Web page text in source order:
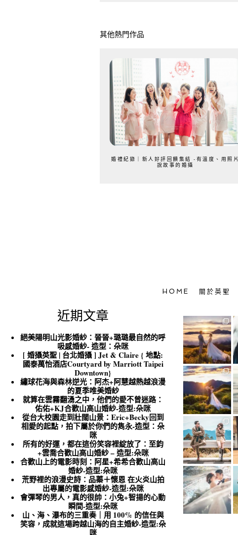
其他熱門作品
婚禮紀錄｜新人好評回饋集結 -有溫度、用照片
說故事的婚攝
HOME 關於英聖
近期文章
絕美陽明山光影婚紗：晉晉+璐璐最自然的呼
吸感婚紗- 造型：朵咪
[ 婚攝英聖 | 台北婚攝 ] Jet & Claire { 地點:
國泰萬怡酒店Courtyard by Marriott Taipei
Downtown}
繡球花海與森林逆光：阿杰+阿慧越熱越浪漫
的夏季唯美婚紗
就算在雲霧翻湧之中，他們的愛不曾迷路：
佑佑+KJ合歡山高山婚紗-造型:朵咪
從台大校園走到壯闊山景：Eric+Becky回到
相愛的起點，拍下屬於你們的雋永-造型：朵
咪
所有的好運，都在這份笑容裡綻放了：至鈞
+雲喬合歡山高山婚紗 – 造型:朵咪
合歡山上的電影時刻：阿星+希希合歡山高山
婚紗-造型:朵咪
荒野裡的浪漫史詩：品蓁＋懷恩 在火炎山拍
出專屬的電影感婚紗-造型:朵咪
會彈琴的男人，真的很帥：小兔+智揚的心動
瞬間-造型:朵咪
山、海、瀑布的三重奏｜用 100% 的信任與
笑容，成就這場跨越山海的自主婚紗-造型:朵
咪